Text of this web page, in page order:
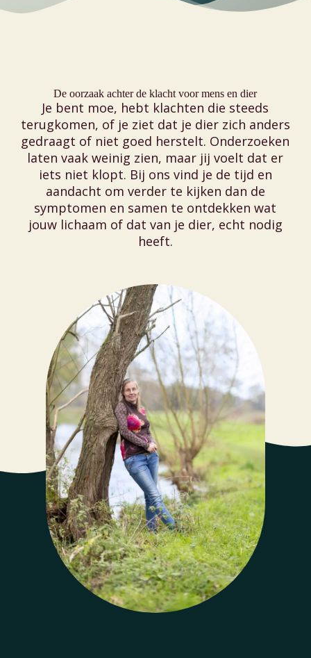
De oorzaak achter de klacht voor mens en dier
Je bent moe, hebt klachten die steeds
terugkomen, of je ziet dat je dier zich anders
gedraagt of niet goed herstelt. Onderzoeken
laten vaak weinig zien, maar jij voelt dat er
iets niet klopt. Bij ons vind je de tijd en
aandacht om verder te kijken dan de
symptomen en samen te ontdekken wat
jouw lichaam of dat van je dier, echt nodig
heeft.